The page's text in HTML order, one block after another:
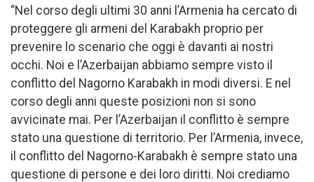
“Nel corso degli ultimi 30 anni l’Armenia ha cercato di
proteggere gli armeni del Karabakh proprio per
prevenire lo scenario che oggi è davanti ai nostri
occhi. Noi e l’Azerbaijan abbiamo sempre visto il
conflitto del Nagorno Karabakh in modi diversi. E nel
corso degli anni queste posizioni non si sono
avvicinate mai. Per l’Azerbaijan il conflitto è sempre
stato una questione di territorio. Per l’Armenia, invece,
il conflitto del Nagorno-Karabakh è sempre stato una
questione di persone e dei loro diritti. Noi crediamo